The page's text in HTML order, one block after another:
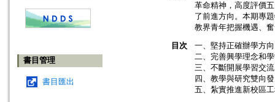
書目管理
書目匯出
革命精神，高度評價
了前進方向。本期專
教界青年把握機遇、
目次
一、堅持正確辦學方
二、完善興學理念和
三、不斷開展學習交
四、教學與研究雙向
五、紮實推進新校區